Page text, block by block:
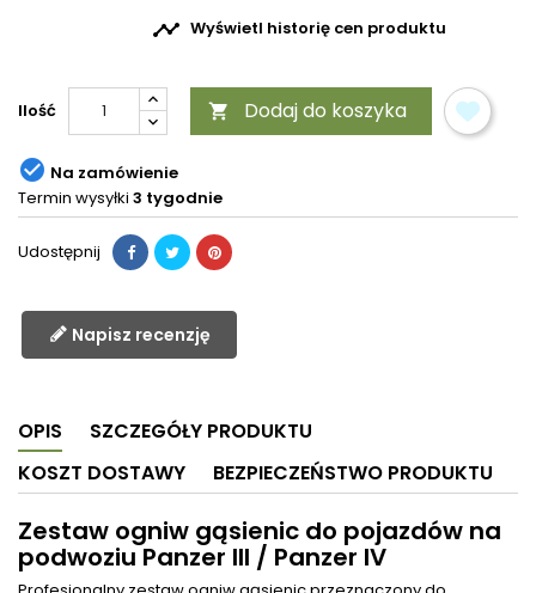
 Wyświetl historię cen produktu
Ilość  Dodaj do koszyka
 Na zamówienie
Termin wysyłki 3 tygodnie
Udostępnij
Napisz recenzję
OPIS
SZCZEGÓŁY PRODUKTU
KOSZT DOSTAWY
BEZPIECZEŃSTWO PRODUKTU
Zestaw ogniw gąsienic do pojazdów na
podwoziu Panzer III / Panzer IV